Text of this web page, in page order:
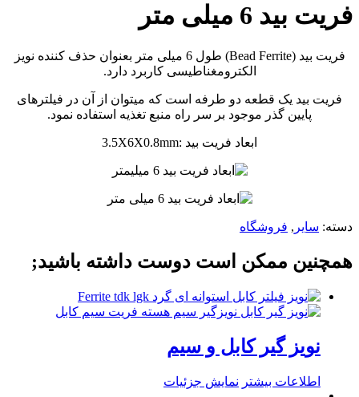
فریت بید 6 میلی متر
فریت بید (Bead Ferrite) طول 6 میلی متر بعنوان حذف کننده نویز
الکترومغناطیسی کاربرد دارد.
فریت بید یک قطعه دو طرفه است که میتوان از آن در فیلترهای
پایین گذر موجود بر سر راه منبع تغذیه استفاده نمود.
ابعاد فریت بید :3.5X6X0.8mm
دسته: سایر , فروشگاه
همچنین ممکن است دوست داشته باشید;
نویز گیر کابل و سیم
اطلاعات بیشتر نمایش جزئیات